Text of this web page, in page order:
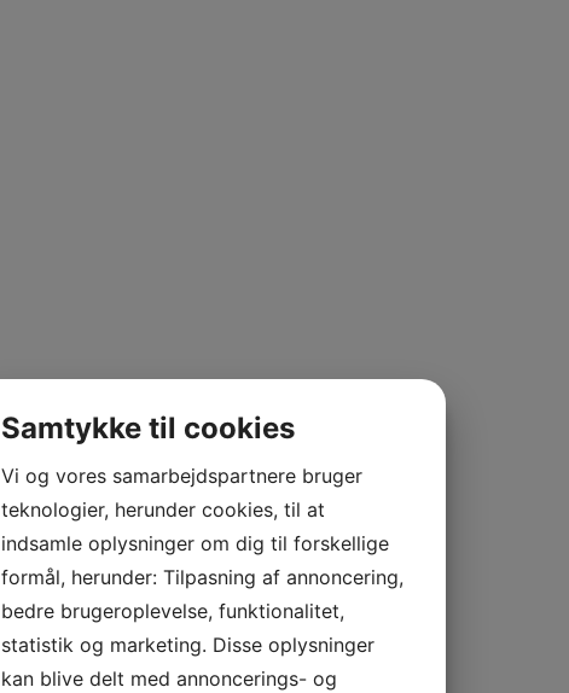
Samtykke til cookies
Vi og vores samarbejdspartnere bruger
teknologier, herunder cookies, til at
indsamle oplysninger om dig til forskellige
formål, herunder: Tilpasning af annoncering,
bedre brugeroplevelse, funktionalitet,
statistik og marketing. Disse oplysninger
kan blive delt med annoncerings- og